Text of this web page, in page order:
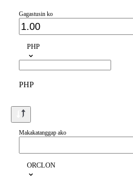
Gagastusin ko
PHP
PHP
Makakatanggap ako
ORCLON